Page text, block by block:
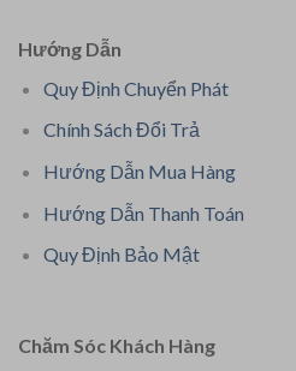
Hướng Dẫn
Quy Định Chuyển Phát
Chính Sách Đổi Trả
Hướng Dẫn Mua Hàng
Hướng Dẫn Thanh Toán
Quy Định Bảo Mật
Chăm Sóc Khách Hàng